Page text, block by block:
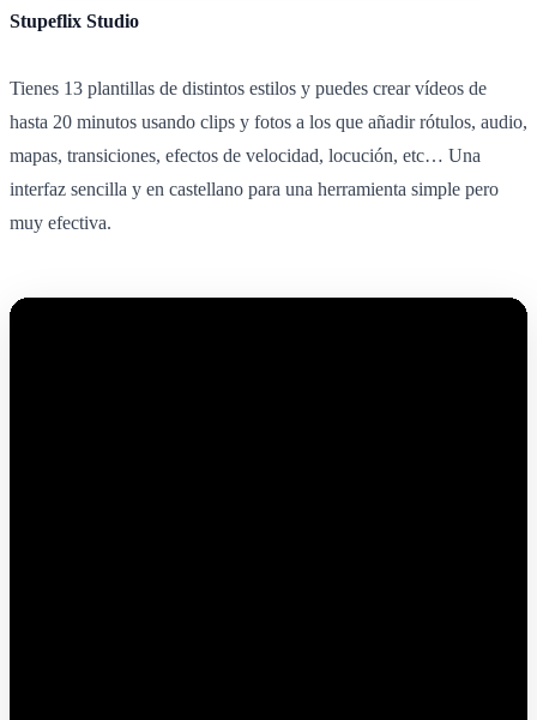
Stupeflix Studio
Tienes 13 plantillas de distintos estilos y puedes crear vídeos de
hasta 20 minutos usando clips y fotos a los que añadir rótulos, audio,
mapas, transiciones, efectos de velocidad, locución, etc… Una
interfaz sencilla y en castellano para una herramienta simple pero
muy efectiva.